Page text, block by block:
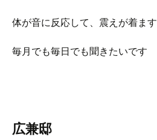
体が音に反応して、震えが着ます
毎月でも毎日でも聞きたいです
広兼邸